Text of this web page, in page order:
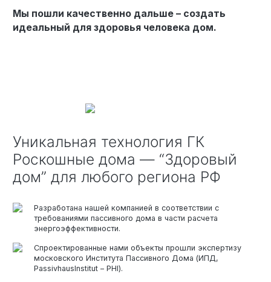
Мы пошли качественно дальше – создать
идеальный для здоровья человека дом.
Уникальная технология ГК
Роскошные дома — “Здоровый
дом” для любого региона РФ
Разработана нашей компанией в соответствии с
требованиями пассивного дома в части расчета
энергоэффективности.
Спроектированные нами объекты прошли экспертизу
московского Института Пассивного Дома (ИПД,
PassivhausInstitut – PHI).